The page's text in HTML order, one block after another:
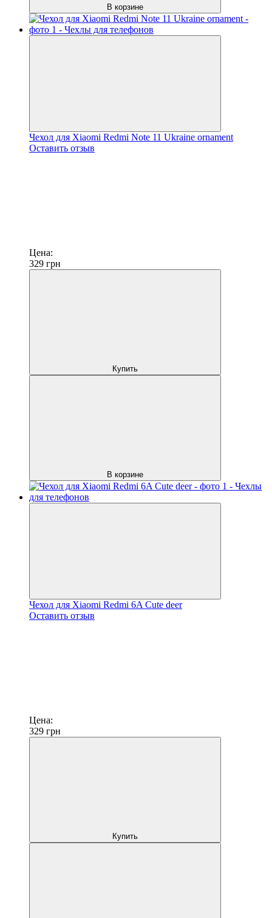
В корзине
Чехол для Xiaomi Redmi Note 11 Ukraine ornament
Оставить отзыв
Цена:
329 грн
Купить
В корзине
Чехол для Xiaomi Redmi 6A Сute deer
Оставить отзыв
Цена:
329 грн
Купить